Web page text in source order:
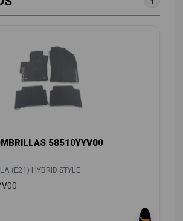
58510YYV00
(E21) HYBRID STYLE